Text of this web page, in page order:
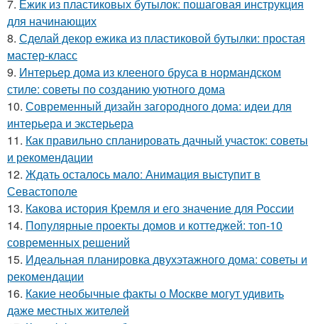
7. Ежик из пластиковых бутылок: пошаговая инструкция
для начинающих
8. Сделай декор ежика из пластиковой бутылки: простая
мастер-класс
9. Интерьер дома из клееного бруса в нормандском
стиле: советы по созданию уютного дома
10. Современный дизайн загородного дома: идеи для
интерьера и экстерьера
11. Как правильно спланировать дачный участок: советы
и рекомендации
12. Ждать осталось мало: Анимация выступит в
Севастополе
13. Какова история Кремля и его значение для России
14. Популярные проекты домов и коттеджей: топ-10
современных решений
15. Идеальная планировка двухэтажного дома: советы и
рекомендации
16. Какие необычные факты о Москве могут удивить
даже местных жителей